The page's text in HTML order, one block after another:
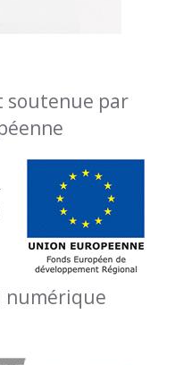
soutenue par
numérique